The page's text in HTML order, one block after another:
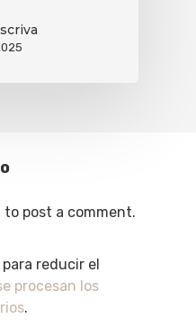
to post a comment.
reducir el
procesan los
.